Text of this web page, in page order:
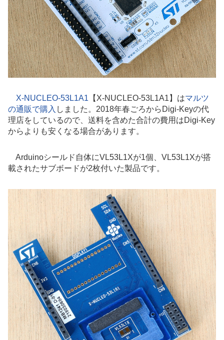
X-NUCLEO-53L1A1 【X-NUCLEO-53L1A1】はマルツ
の通販で購入 しました。2018年春ごろからDigi-Keyの代
理店をしているので、送料を含めた合計の費用はDigi-Key
からよりも安くなる場合があります。
Arduinoシールド自体にVL53L1Xが1個、VL53L1Xが搭
載されたサブボードが2枚付いた製品です。